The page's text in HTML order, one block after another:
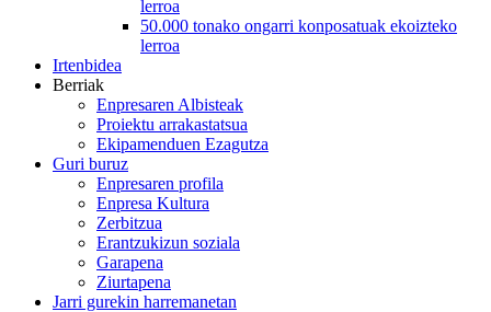
lerroa
50.000 tonako ongarri konposatuak ekoizteko
lerroa
Irtenbidea
Berriak
Enpresaren Albisteak
Proiektu arrakastatsua
Ekipamenduen Ezagutza
Guri buruz
Enpresaren profila
Enpresa Kultura
Zerbitzua
Erantzukizun soziala
Garapena
Ziurtapena
Jarri gurekin harremanetan